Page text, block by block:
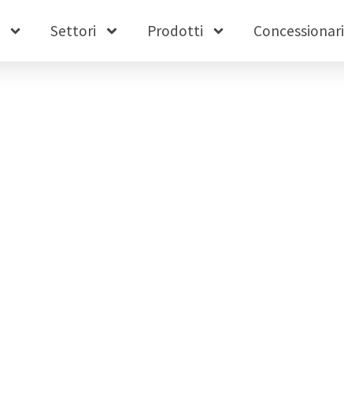
Settori Prodotti Concessionari